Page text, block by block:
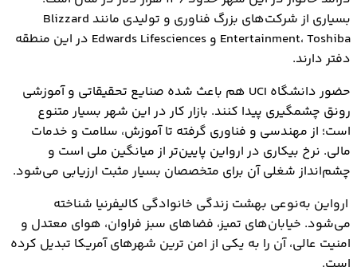
بسیاری از شرکت‌های بزرگ فناوری و تولیدی مانند Blizzard
Entertainment، Toshiba و Edwards Lifesciences در این منطقه
دفتر دارند.
حضور دانشگاه UCI هم باعث شده صنایع تحقیقاتی و آموزشی
رونق چشمگیری پیدا کنند. بازار کار در این شهر بسیار متنوع
است؛ از مهندسی و فناوری گرفته تا آموزش، سلامت و خدمات
مالی. نرخ بیکاری در ارواین پایین‌تر از میانگین ملی است و
چشم‌انداز شغلی آن برای متخصصان بسیار مثبت ارزیابی می‌شود.
ارواین به‌نوعی بهشت زندگی خانوادگی کالیفرنیا شناخته
می‌شود. خیابان‌های تمیز، فضاهای سبز فراوان، هوای معتدل و
امنیت عالی، آن را به یکی از امن ‌ترین شهرهای آمریکا تبدیل کرده
است.